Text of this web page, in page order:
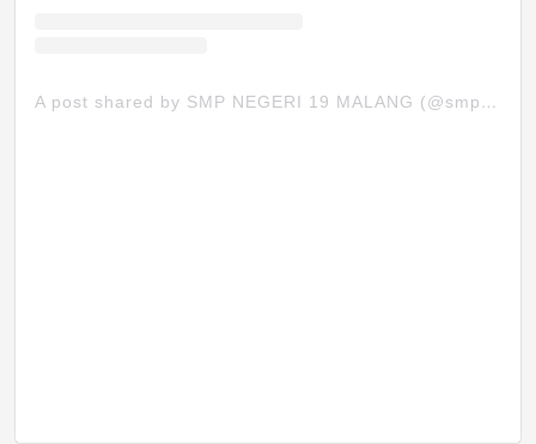
A post shared by SMP NEGERI 19 MALANG (@smpn19mlg)